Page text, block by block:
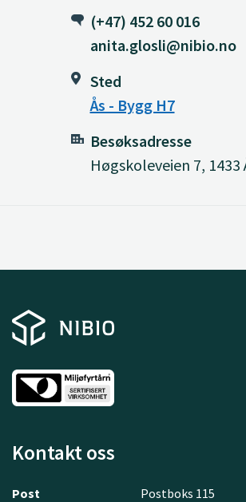
(+47) 452 60 016
anita.glosli@nibio.no
Sted
Ås - Bygg H7
Besøksadresse
Høgskoleveien 7, 1433
Kontakt oss
Post
Postboks 115